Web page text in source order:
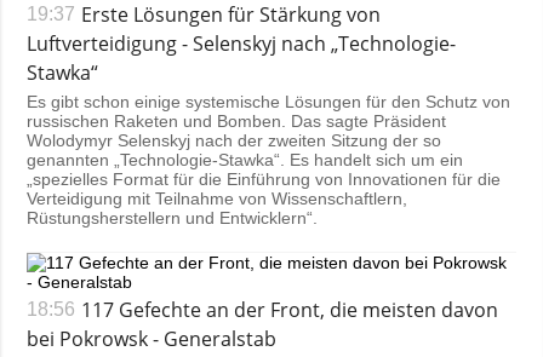
19:37 Erste Lösungen für Stärkung von
Luftverteidigung - Selenskyj nach „Technologie-
Stawka“
Es gibt schon einige systemische Lösungen für den Schutz von
russischen Raketen und Bomben. Das sagte Präsident
Wolodymyr Selenskyj nach der zweiten Sitzung der so
genannten „Technologie-Stawka“. Es handelt sich um ein
„spezielles Format für die Einführung von Innovationen für die
Verteidigung mit Teilnahme von Wissenschaftlern,
Rüstungsherstellern und Entwicklern“.
18:56 117 Gefechte an der Front, die meisten davon
bei Pokrowsk - Generalstab